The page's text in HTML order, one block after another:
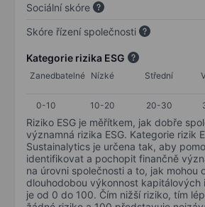
Sociální skóre
Skóre řízení společnosti
Kategorie rizika ESG
Zanedbatelné Nízké Střední
0-10
10-20 20-30
Riziko ESG je měřítkem, jak dobře
významná rizika ESG. Kategorie rizik
Sustainalytics je určena tak, aby
identifikovat a pochopit finančně
na úrovni společnosti a to, jak mohou
dlouhodobou výkonnost kapitálových
je od 0 do 100. Čím nižší riziko, tím